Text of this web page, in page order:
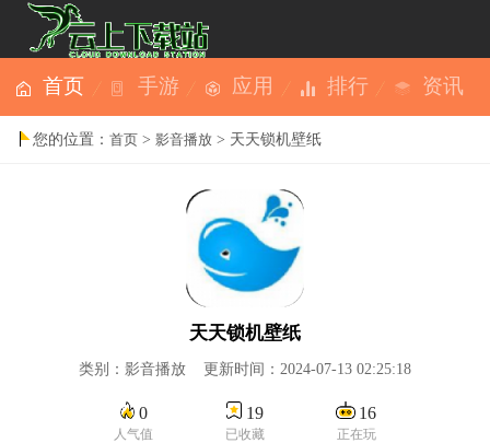
首页 手游 应用 排行 资讯
您的位置：首页 >影音播放 > 天天锁机壁纸
天天锁机壁纸
类别：影音播放 更新时间：2024-07-13 02:25:18
0
人气值
19
已收藏
16
正在玩